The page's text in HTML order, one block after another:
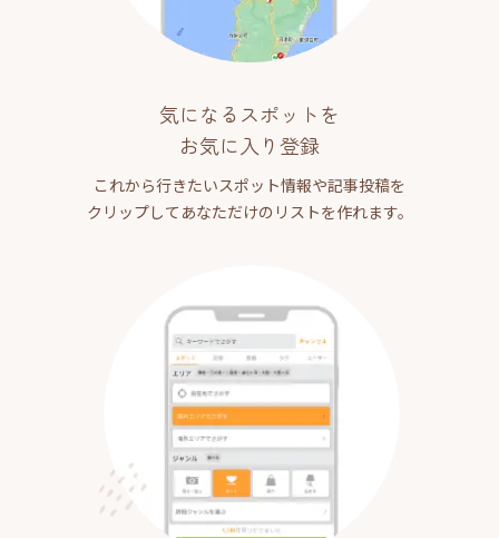
気になるスポットを
お気に入り登録
これから行きたいスポット情報や記事投稿を
クリップしてあなただけのリストを作れます。